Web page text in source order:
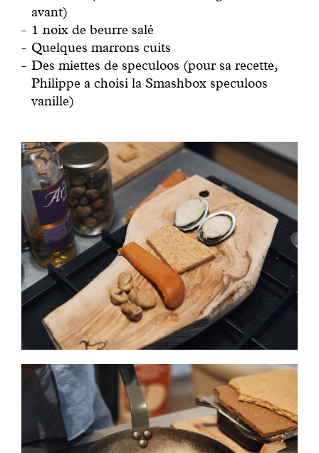
avant)
1 noix de beurre salé
Quelques marrons cuits
Des miettes de speculoos (pour sa recette,
Philippe a choisi la Smashbox speculoos
vanille)